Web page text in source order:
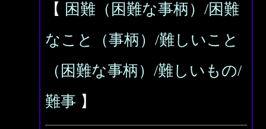
【 困難（困難な事柄）/困難
なこと（事柄）/難しいこと
（困難な事柄）/難しいもの/
難事 】